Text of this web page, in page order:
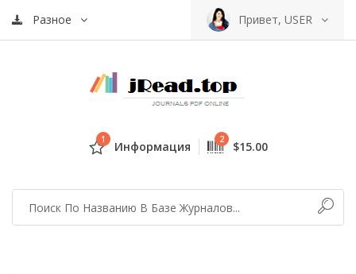
Разное Привет, USER
1 Информация 2 $15.00